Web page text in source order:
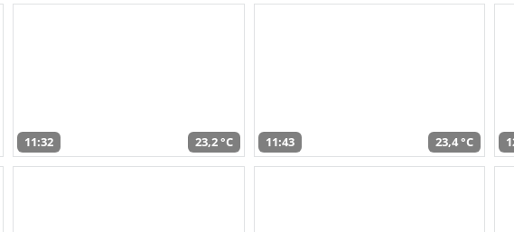
11:32 23,2 °C 11:43 23,4 °C